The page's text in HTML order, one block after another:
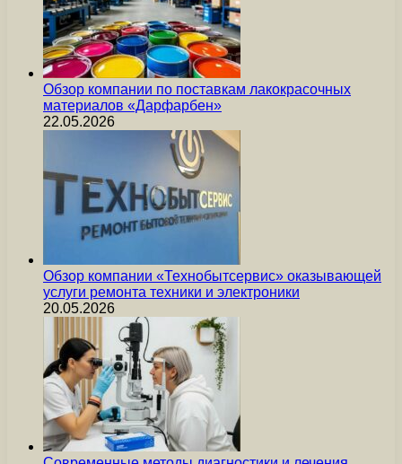
Обзор компании по поставкам лакокрасочных
материалов «Дарфарбен»
22.05.2026
Обзор компании «Технобытсервис» оказывающей
услуги ремонта техники и электроники
20.05.2026